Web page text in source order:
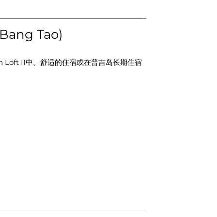
Tao)
II中。舒适的住宿或在普吉岛长期住宿